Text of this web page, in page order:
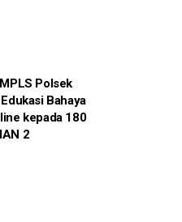
Polsek
Bahaya
kepada 180
2